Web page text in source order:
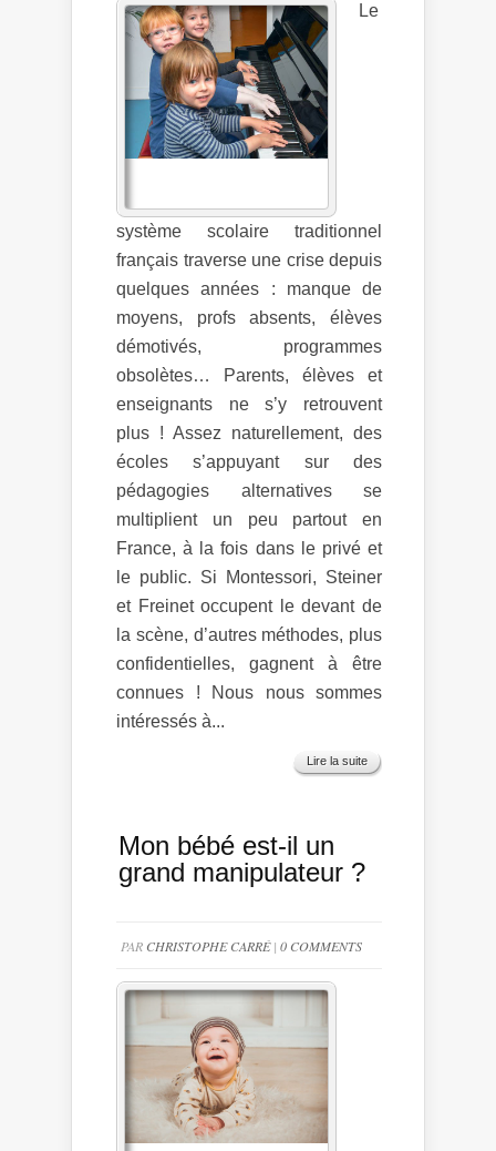
Le
système scolaire traditionnel
français traverse une crise depuis
quelques années : manque de
moyens, profs absents, élèves
démotivés, programmes
obsolètes… Parents, élèves et
enseignants ne s’y retrouvent
plus ! Assez naturellement, des
écoles s’appuyant sur des
pédagogies alternatives se
multiplient un peu partout en
France, à la fois dans le privé et
le public. Si Montessori, Steiner
et Freinet occupent le devant de
la scène, d’autres méthodes, plus
confidentielles, gagnent à être
connues ! Nous nous sommes
intéressés à...
Lire la suite
Mon bébé est-il un
grand manipulateur ?
PAR CHRISTOPHE CARRÉ| 0 COMMENTS